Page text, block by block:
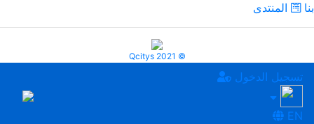
بنا
المنتدى
Qcitys 2021 ©
تسجيل الدخول
EN